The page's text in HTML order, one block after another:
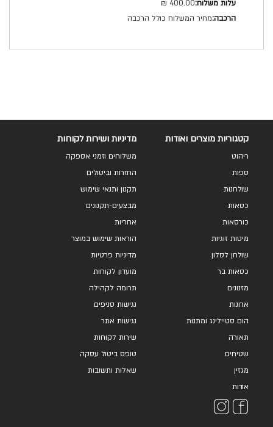
400.00 ₪
מחיר המשלוח כולל הרכבה
קטגוריות מוצרים ואודות
ריהוט
ספות
שולחנות
כסאות
כורסאות
מיטות זוגיות
שולחן לסלון
כסאות בר
מזנונים
ארונות
הום סטיילינג ומתנות
תאורה
שטיחים
מגזין
אודות
מדיניות ושירות לקוחות
משלוחים וזמני אספקה
החזרות וביטולים
תקנון ותנאי שימוש
מבצעים-תקנונים
אחריות
הוראות שימוש במוצר
מדיניות פרטיות
מועדון לקוחות
תרומה לקהילה
נגישות סניפים
נגישות אתר
שירות לקוחות
טופס ביטול עסקה
שאלות ותשובות